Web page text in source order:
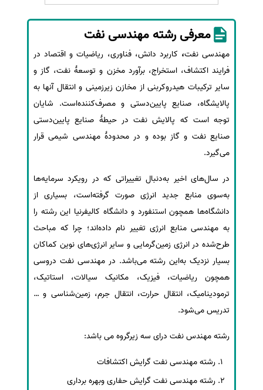
سفارش انگیزه‌نامه‌SOP
معرفی رشته مهندسی نفت
مهندسی نفت، کاربرد دانش، فناوری، ریاضیات و اقتصاد در
فرایند اکتشاف، استخراج، برآورد مخزن و توسعهٔ نفت، گاز و
سایر ترکیبات هیدروکربنی از مخازن زیرزمینی و انتقال آنها به
پالایشگاه، صنایع پایین‌دستی و مصرف‌کننده‌است. شایان
توجه است که پالایش نفت در حیطهٔ صنایع پایین‌دستی
صنایع نفت و گاز بوده و در محدودهٔ مهندسی شیمی قرار
می‌گیرد.
در سال‌های اخیر به‌دنبال تغییراتی که در رویکرد سرمایه‌ها
به‌سوی منابع جدید انرژی صورت گرفته‌است، بسیاری از
دانشگاه‌ها همچون استنفورد و دانشگاه کالیفرنیا این رشته را
به مهندسی منابع انرژی تغییر نام داده‌اند؛ چرا که مباحث
طرح‌شده در انرژی زمین‌گرمایی و سایر انرژی‌های نوین کماکان
بسیار نزدیک به‌این رشته می‌باشد. در مهندسی نفت دروسی
همچون ریاضیات، فیزیک، مکانیک سیالات، استاتیک،
ترمودینامیک، انتقال حرارت، انتقال جرم، زمین‌شناسی و …
تدریس می‌شود.
رشته مهندس نفت درای سه زیرگروه می باشد:
رشته مهندسی نفت گرایش اکتشافات
رشته مهندسی نفت گرایش حفاری وبهره برداری